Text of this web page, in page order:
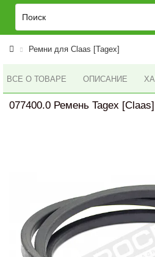
Ремни для Claas [Tagex]
ВСЕ О ТОВАРЕ ОПИСАНИЕ
077400.0 Ремень Tagex